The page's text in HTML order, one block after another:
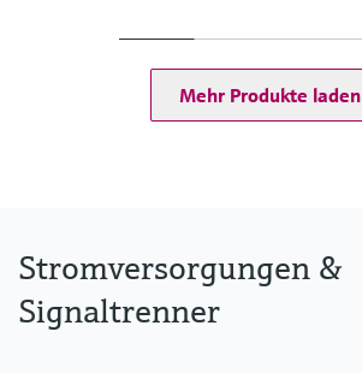
Spannungsversorgung
Mehr Produkte laden
Stromversorgungen &
Signaltrenner